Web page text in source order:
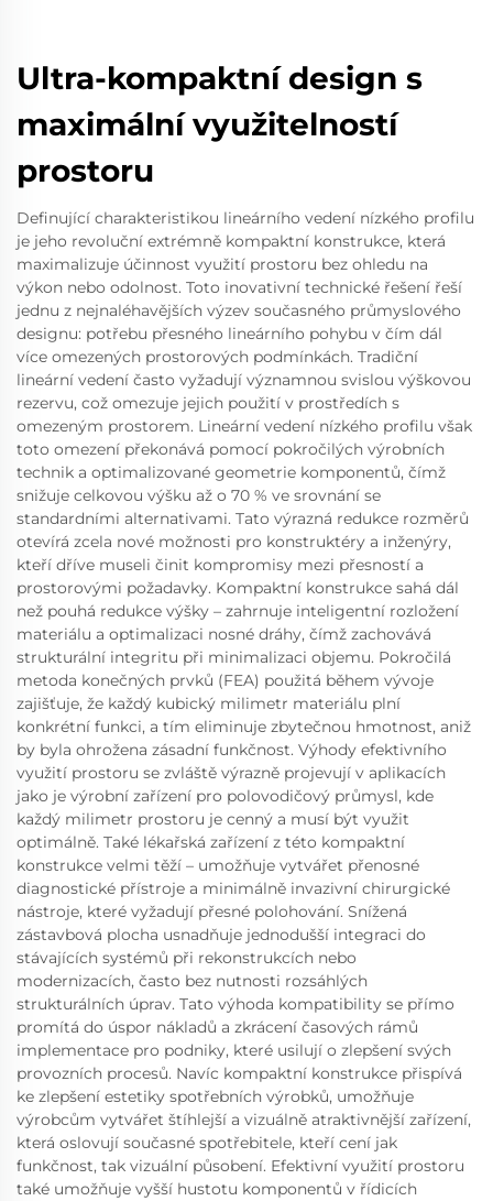
Ultra-kompaktní design s
maximální využitelností
prostoru
Definující charakteristikou lineárního vedení nízkého profilu
je jeho revoluční extrémně kompaktní konstrukce, která
maximalizuje účinnost využití prostoru bez ohledu na
výkon nebo odolnost. Toto inovativní technické řešení řeší
jednu z nejnaléhavějších výzev současného průmyslového
designu: potřebu přesného lineárního pohybu v čím dál
více omezených prostorových podmínkách. Tradiční
lineární vedení často vyžadují významnou svislou výškovou
rezervu, což omezuje jejich použití v prostředích s
omezeným prostorem. Lineární vedení nízkého profilu však
toto omezení překonává pomocí pokročilých výrobních
technik a optimalizované geometrie komponentů, čímž
snižuje celkovou výšku až o 70 % ve srovnání se
standardními alternativami. Tato výrazná redukce rozměrů
otevírá zcela nové možnosti pro konstruktéry a inženýry,
kteří dříve museli činit kompromisy mezi přesností a
prostorovými požadavky. Kompaktní konstrukce sahá dál
než pouhá redukce výšky – zahrnuje inteligentní rozložení
materiálu a optimalizaci nosné dráhy, čímž zachovává
strukturální integritu při minimalizaci objemu. Pokročilá
metoda konečných prvků (FEA) použitá během vývoje
zajišťuje, že každý kubický milimetr materiálu plní
konkrétní funkci, a tím eliminuje zbytečnou hmotnost, aniž
by byla ohrožena zásadní funkčnost. Výhody efektivního
využití prostoru se zvláště výrazně projevují v aplikacích
jako je výrobní zařízení pro polovodičový průmysl, kde
každý milimetr prostoru je cenný a musí být využit
optimálně. Také lékařská zařízení z této kompaktní
konstrukce velmi těží – umožňuje vytvářet přenosné
diagnostické přístroje a minimálně invazivní chirurgické
nástroje, které vyžadují přesné polohování. Snížená
zástavbová plocha usnadňuje jednodušší integraci do
stávajících systémů při rekonstrukcích nebo
modernizacích, často bez nutnosti rozsáhlých
strukturálních úprav. Tato výhoda kompatibility se přímo
promítá do úspor nákladů a zkrácení časových rámů
implementace pro podniky, které usilují o zlepšení svých
provozních procesů. Navíc kompaktní konstrukce přispívá
ke zlepšení estetiky spotřebních výrobků, umožňuje
výrobcům vytvářet štíhlejší a vizuálně atraktivnější zařízení,
která oslovují současné spotřebitele, kteří cení jak
funkčnost, tak vizuální působení. Efektivní využití prostoru
také umožňuje vyšší hustotu komponentů v řídicích